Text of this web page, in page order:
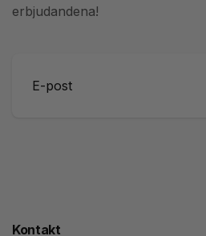
erbjudandena!
Kontakt